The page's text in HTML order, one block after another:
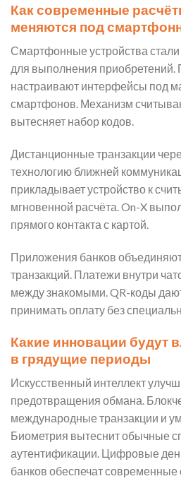
Как современные
меняются под
Смартфонные устройства
для выполнения
настраивают интерфейсы под
смартфонов. Механизм
вытесняет набор кодов.
Дистанционные транзакции
технологию ближней
прикладывает устройство к
мгновенной расчёта. On-X
прямого контакта с картой.
Приложения банков
транзакций. Платежи внутри
между знакомыми. QR-коды
принимать оплату без
Какие инновации будут
в грядущие периоды
Искусственный интеллект
предотвращения обмана.
международные транзакции и
Биометрия вытеснит обычные
аутентификации. Цифровые
банков обеспечат